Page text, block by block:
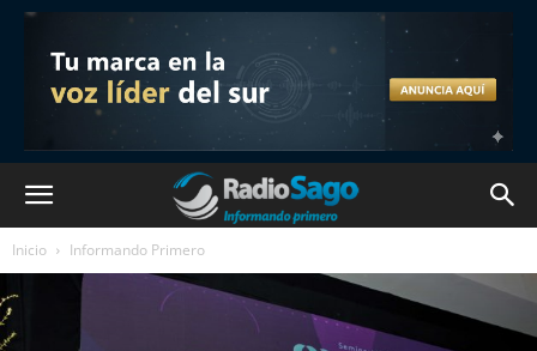
Inicio Informando Primero